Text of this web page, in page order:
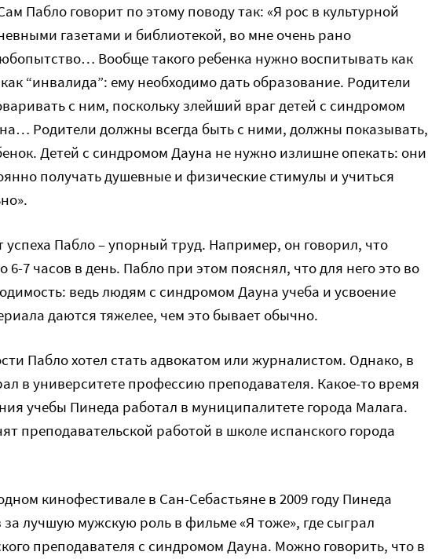
Пабло говорит по этому поводу так: «Я рос в культурной
газетами и библиотекой, во мне очень рано
Вообще такого ребенка нужно воспитывать как
“инвалида”: ему необходимо дать образование. Родители
с ним, поскольку злейший враг детей с синдромом
Родители должны всегда быть с ними, должны показывать,
Детей с синдромом Дауна не нужно излишне опекать: они
получать душевные и физические стимулы и учиться
успеха Пабло – упорный труд. Например, он говорил, что
6-7 часов в день. Пабло при этом пояснял, что для него это во
ведь людям с синдромом Дауна учеба и усвоение
даются тяжелее, чем это бывает обычно.
Пабло хотел стать адвокатом или журналистом. Однако, в
в университете профессию преподавателя. Какое-то время
учебы Пинеда работал в муниципалитете города Малага.
преподавательской работой в школе испанского города
кинофестивале в Сан-Себастьяне в 2009 году Пинеда
лучшую мужскую роль в фильме «Я тоже», где сыграл
преподавателя с синдромом Дауна. Можно говорить, что в